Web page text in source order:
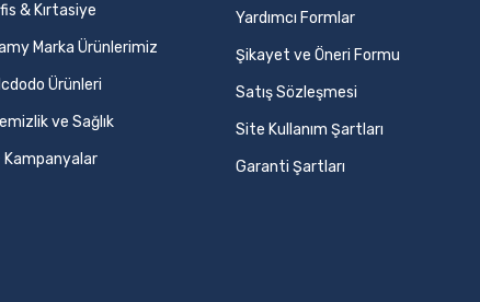
& Kırtasiye
Marka Ürünlerimiz
Ürünleri
ve Sağlık
Kampanyalar
Yardımcı Formlar
Şikayet ve Öneri Formu
Satış Sözleşmesi
Site Kullanım Şartları
Garanti Şartları